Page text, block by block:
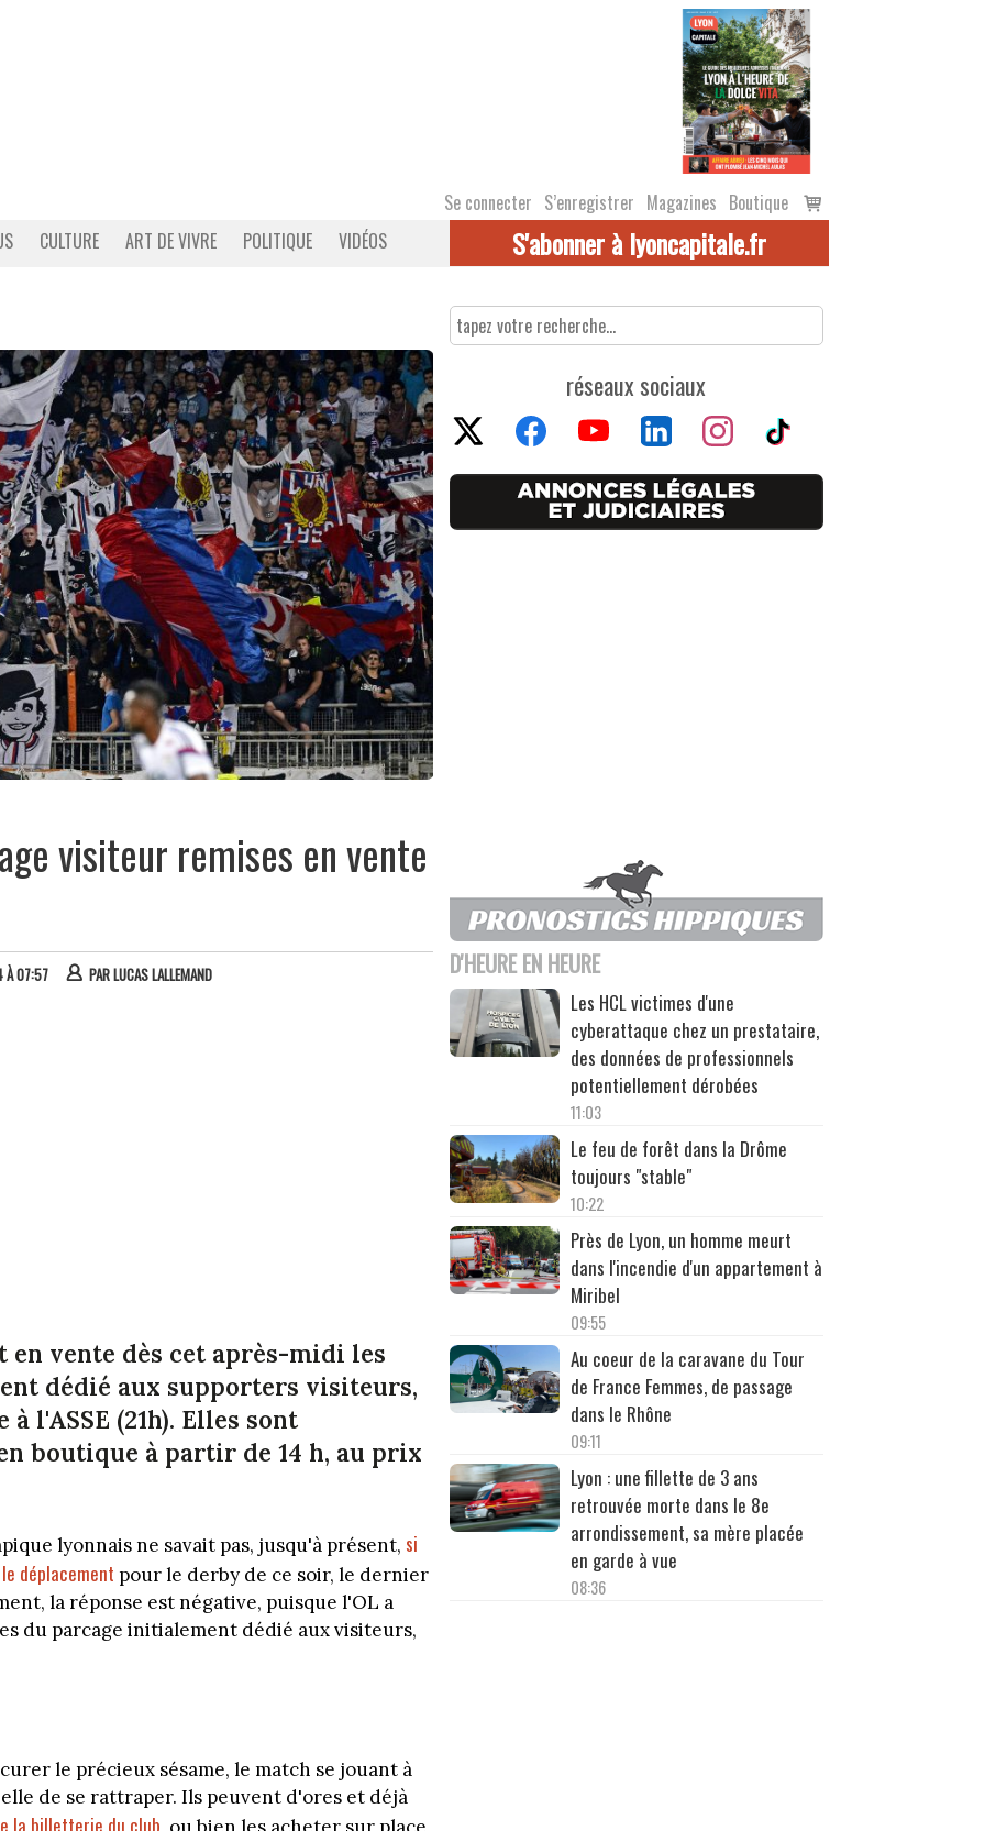
Se connecter S’enregistrer Magazines Boutique
Voir
le
CULTURE ART DE VIVRE POLITIQUE VIDÉOS S'abonner à lyoncapitale.fr
visiteur remises en vente
À 07:57 PARLUCAS LALLEMAND
vente dès cet après-midi les
dédié aux supporters visiteurs,
l'ASSE (21h). Elles sont
boutique à partir de 14 h, au prix
lyonnais ne savait pas, jusqu'à présent, si
déplacement pour le derby de ce soir, le dernier
la réponse est négative, puisque l'OL a
du parcage initialement dédié aux visiteurs,
le précieux sésame, le match se jouant à
de se rattraper. Ils peuvent d'ores et déjà
la billetterie du club
réseaux sociaux
D'HEURE EN HEURE
Les HCL victimes d'une
cyberattaque chez un prestataire,
des données de professionnels
potentiellement dérobées
11:03
Le feu de forêt dans la Drôme
toujours "stable"
10:22
Près de Lyon, un homme meurt
dans l'incendie d'un appartement à
Miribel
09:55
Au coeur de la caravane du Tour
de France Femmes, de passage
dans le Rhône
09:11
Lyon : une fillette de 3 ans
retrouvée morte dans le 8e
arrondissement, sa mère placée
en garde à vue
08:36